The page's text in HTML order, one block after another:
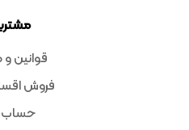
قوانین و
فروش